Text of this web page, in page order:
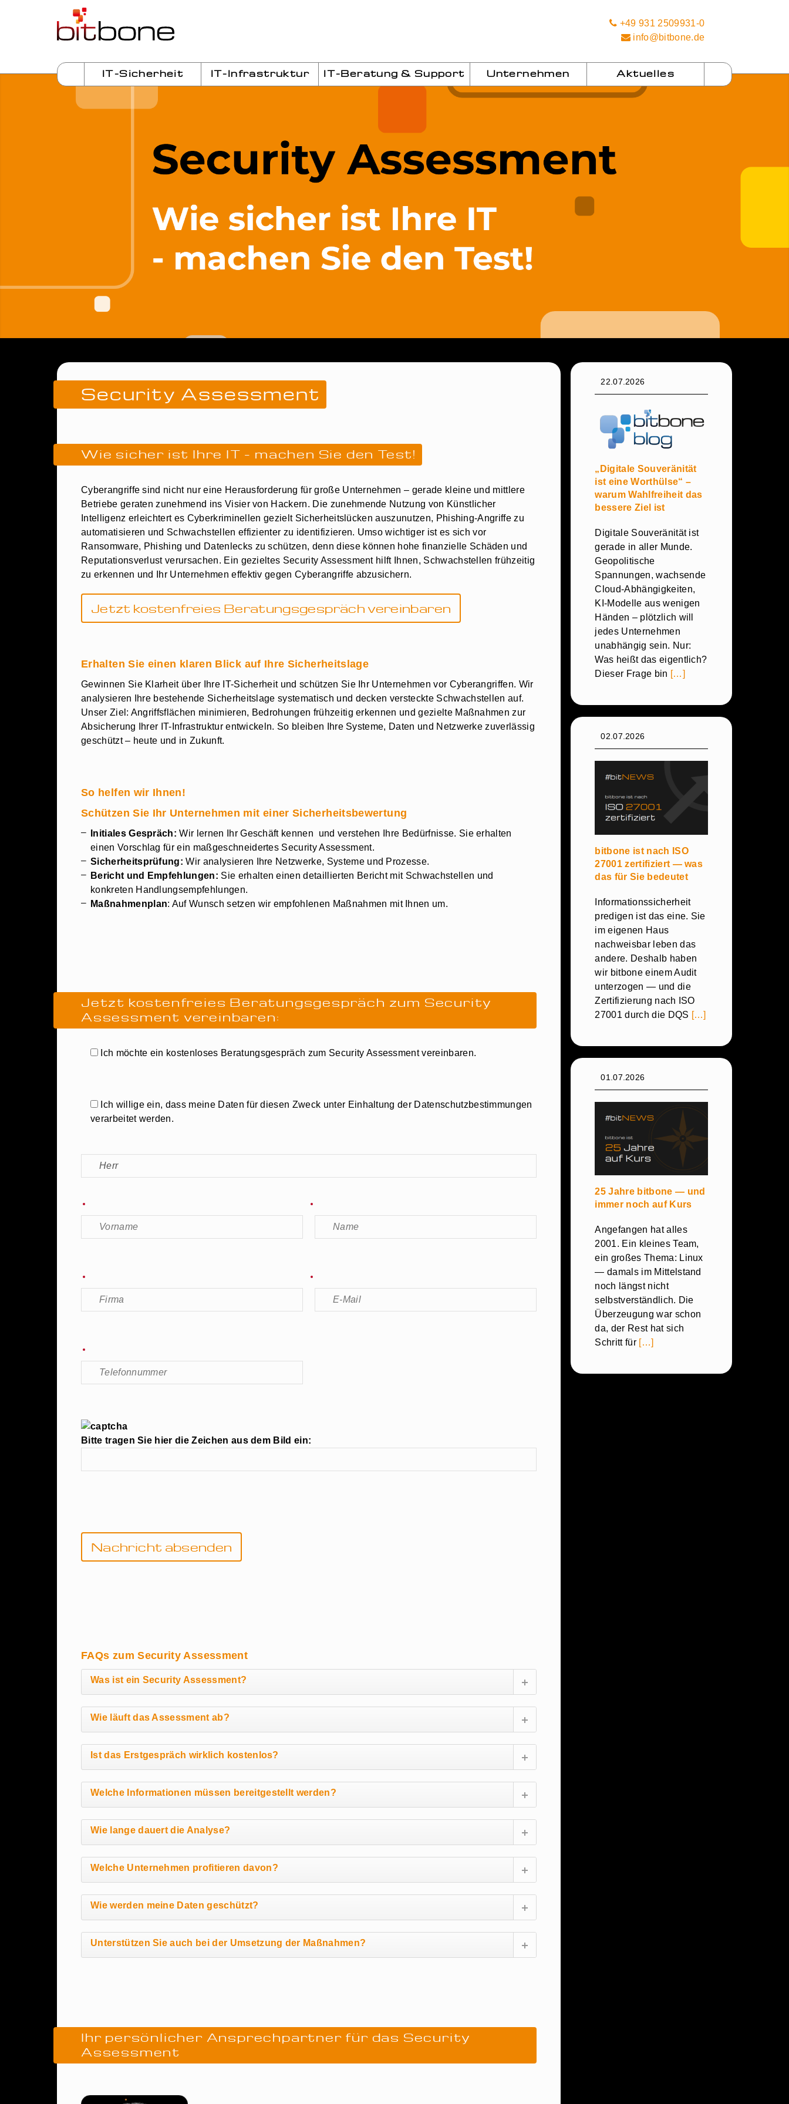
+49 931 2509931-0
info@bitbone.de
IT-Sicherheit IT-Infrastruktur IT-Beratung & Support Unternehmen Aktuelles
Security Assessment
Wie sicher ist Ihre IT – machen Sie den Test!
Cyberangriffe sind nicht nur eine Herausforderung für große Unternehmen – gerade kleine und mittlere
Betriebe geraten zunehmend ins Visier von Hackern. Die zunehmende Nutzung von Künstlicher
Intelligenz erleichtert es Cyberkriminellen gezielt Sicherheitslücken auszunutzen, Phishing-Angriffe zu
automatisieren und Schwachstellen effizienter zu identifizieren. Umso wichtiger ist es sich vor
Ransomware, Phishing und Datenlecks zu schützen, denn diese können hohe finanzielle Schäden und
Reputationsverlust verursachen. Ein gezieltes Security Assessment hilft Ihnen, Schwachstellen frühzeitig
zu erkennen und Ihr Unternehmen effektiv gegen Cyberangriffe abzusichern.
Jetzt kostenfreies Beratungsgespräch vereinbaren
Erhalten Sie einen klaren Blick auf Ihre Sicherheitslage
Gewinnen Sie Klarheit über Ihre IT-Sicherheit und schützen Sie Ihr Unternehmen vor Cyberangriffen. Wir
analysieren Ihre bestehende Sicherheitslage systematisch und decken versteckte Schwachstellen auf.
Unser Ziel: Angriffsflächen minimieren, Bedrohungen frühzeitig erkennen und gezielte Maßnahmen zur
Absicherung Ihrer IT-Infrastruktur entwickeln. So bleiben Ihre Systeme, Daten und Netzwerke zuverlässig
geschützt – heute und in Zukunft.
So helfen wir Ihnen!
Schützen Sie Ihr Unternehmen mit einer Sicherheitsbewertung
Initiales Gespräch: Wir lernen Ihr Geschäft kennen und verstehen Ihre Bedürfnisse. Sie erhalten
einen Vorschlag für ein maßgeschneidertes Security Assessment.
Sicherheitsprüfung: Wir analysieren Ihre Netzwerke, Systeme und Prozesse.
Bericht und Empfehlungen: Sie erhalten einen detaillierten Bericht mit Schwachstellen und
konkreten Handlungsempfehlungen.
Maßnahmenplan: Auf Wunsch setzen wir empfohlenen Maßnahmen mit Ihnen um.
Jetzt kostenfreies Beratungsgespräch zum Security
Assessment vereinbaren:
Ich möchte ein kostenloses Beratungsgespräch zum Security Assessment vereinbaren.
Ich willige ein, dass meine Daten für diesen Zweck unter Einhaltung der Datenschutzbestimmungen
verarbeitet werden.
Bitte tragen Sie hier die Zeichen aus dem Bild ein:
FAQs zum Security Assessment
Was ist ein Security Assessment?
Wie läuft das Assessment ab?
Ist das Erstgespräch wirklich kostenlos?
Welche Informationen müssen bereitgestellt werden?
Wie lange dauert die Analyse?
Welche Unternehmen profitieren davon?
Wie werden meine Daten geschützt?
Unterstützen Sie auch bei der Umsetzung der Maßnahmen?
Ihr persönlicher Ansprechpartner für das Security
Assessment
22.07.2026
„Digitale Souveränität
ist eine Worthülse“ –
warum Wahlfreiheit das
bessere Ziel ist
Digitale Souveränität ist
gerade in aller Munde.
Geopolitische
Spannungen, wachsende
Cloud-Abhängigkeiten,
KI-Modelle aus wenigen
Händen – plötzlich will
jedes Unternehmen
unabhängig sein. Nur:
Was heißt das eigentlich?
Dieser Frage bin […]
02.07.2026
bitbone ist nach ISO
27001 zertifiziert — was
das für Sie bedeutet
Informationssicherheit
predigen ist das eine. Sie
im eigenen Haus
nachweisbar leben das
andere. Deshalb haben
wir bitbone einem Audit
unterzogen — und die
Zertifizierung nach ISO
27001 durch die DQS […]
01.07.2026
25 Jahre bitbone — und
immer noch auf Kurs
Angefangen hat alles
2001. Ein kleines Team,
ein großes Thema: Linux
— damals im Mittelstand
noch längst nicht
selbstverständlich. Die
Überzeugung war schon
da, der Rest hat sich
Schritt für […]